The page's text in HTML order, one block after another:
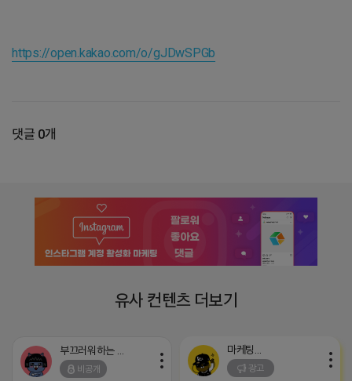
https://open.kakao.com/o/gJDwSPGb
댓글 0개
유사 컨텐츠 더보기
비공개 광고